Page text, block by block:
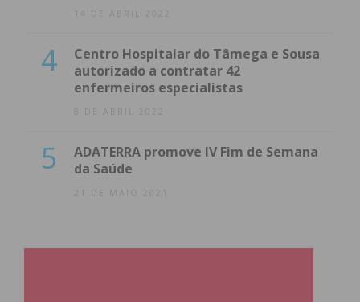
14 DE ABRIL 2022
4
Centro Hospitalar do Tâmega e Sousa
autorizado a contratar 42
enfermeiros especialistas
8 DE ABRIL 2022
5
ADATERRA promove IV Fim de Semana
da Saúde
21 DE MAIO 2021